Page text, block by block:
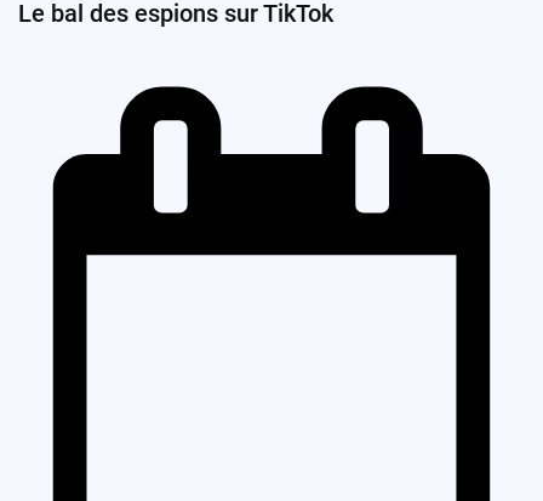
Le bal des espions sur TikTok